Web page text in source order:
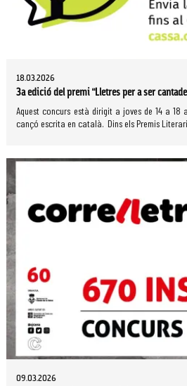
18.03.2026
3a edició del premi “Lletres per a ser
Aquest concurs està dirigit a joves de 14 a
cançó escrita en català. Dins els Premis
09.03.2026